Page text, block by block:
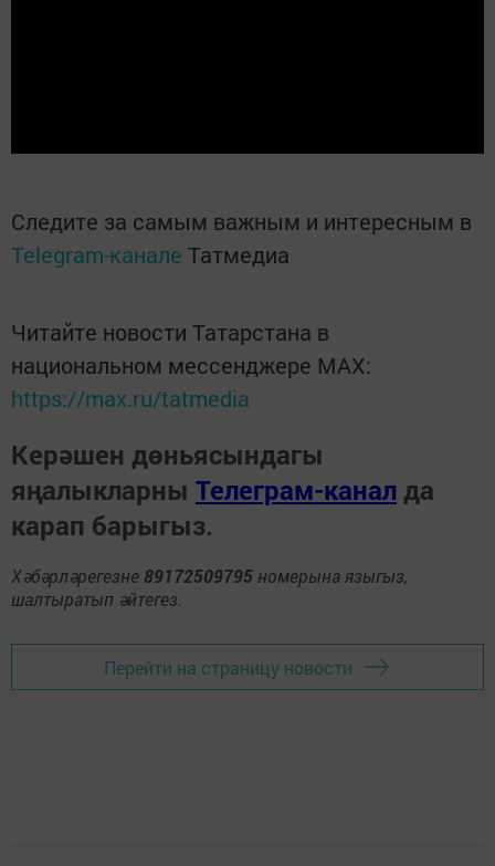
Следите за самым важным и интересным в
Telegram-канале Татмедиа
Читайте новости Татарстана в
национальном мессенджере MАХ:
https://max.ru/tatmedia
Керәшен дөньясындагы
яңалыкларны Телеграм-канал да
карап барыгыз.
Хәбәрләрегезне 89172509795 номерына языгыз,
шалтыратып әйтегез.
Перейти на страницу новости